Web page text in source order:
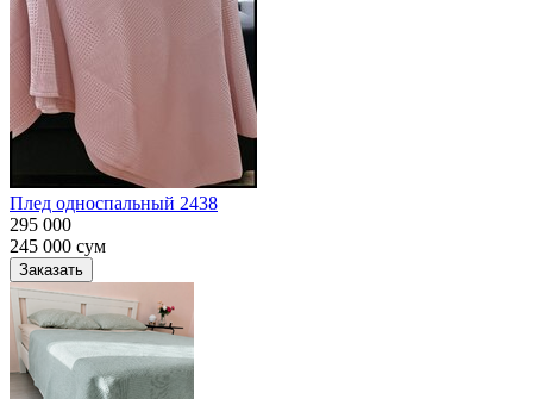
Плед односпальный 2438
295 000
245 000 сум
Заказать